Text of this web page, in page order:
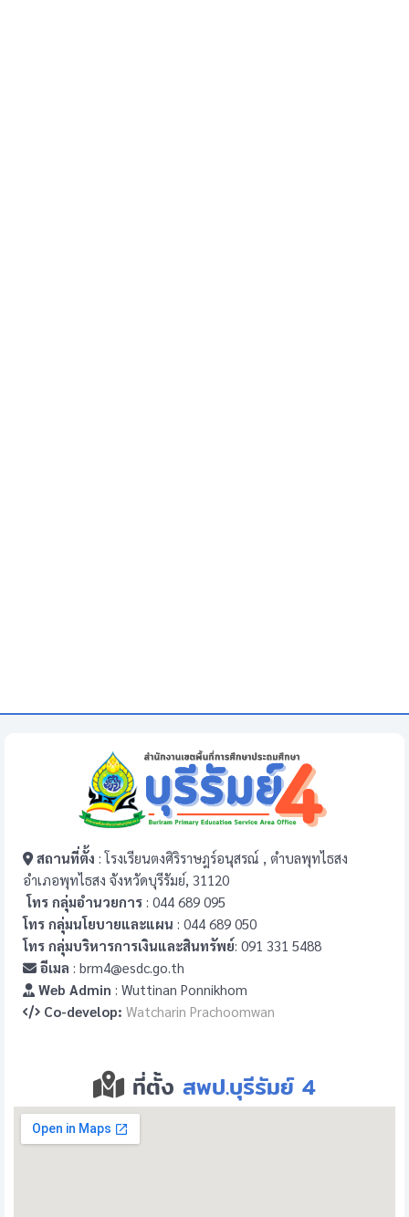
สถานที่ตั้ง : โรงเรียนตงศิริราษฎร์อนุสรณ์ , ตำบลพุทไธสง
อำเภอพุทไธสง จังหวัดบุรีรัมย์, 31120
โทร กลุ่มอำนวยการ : 044 689 095
โทร กลุ่มนโยบายและแผน : 044 689 050
โทร กลุ่มบริหารการเงินและสินทรัพย์: 091 331 5488
อีเมล : brm4@esdc.go.th
Web Admin : Wuttinan Ponnikhom
Co-develop: Watcharin Prachoomwan
ที่ตั้ง สพป.บุรีรัมย์ 4